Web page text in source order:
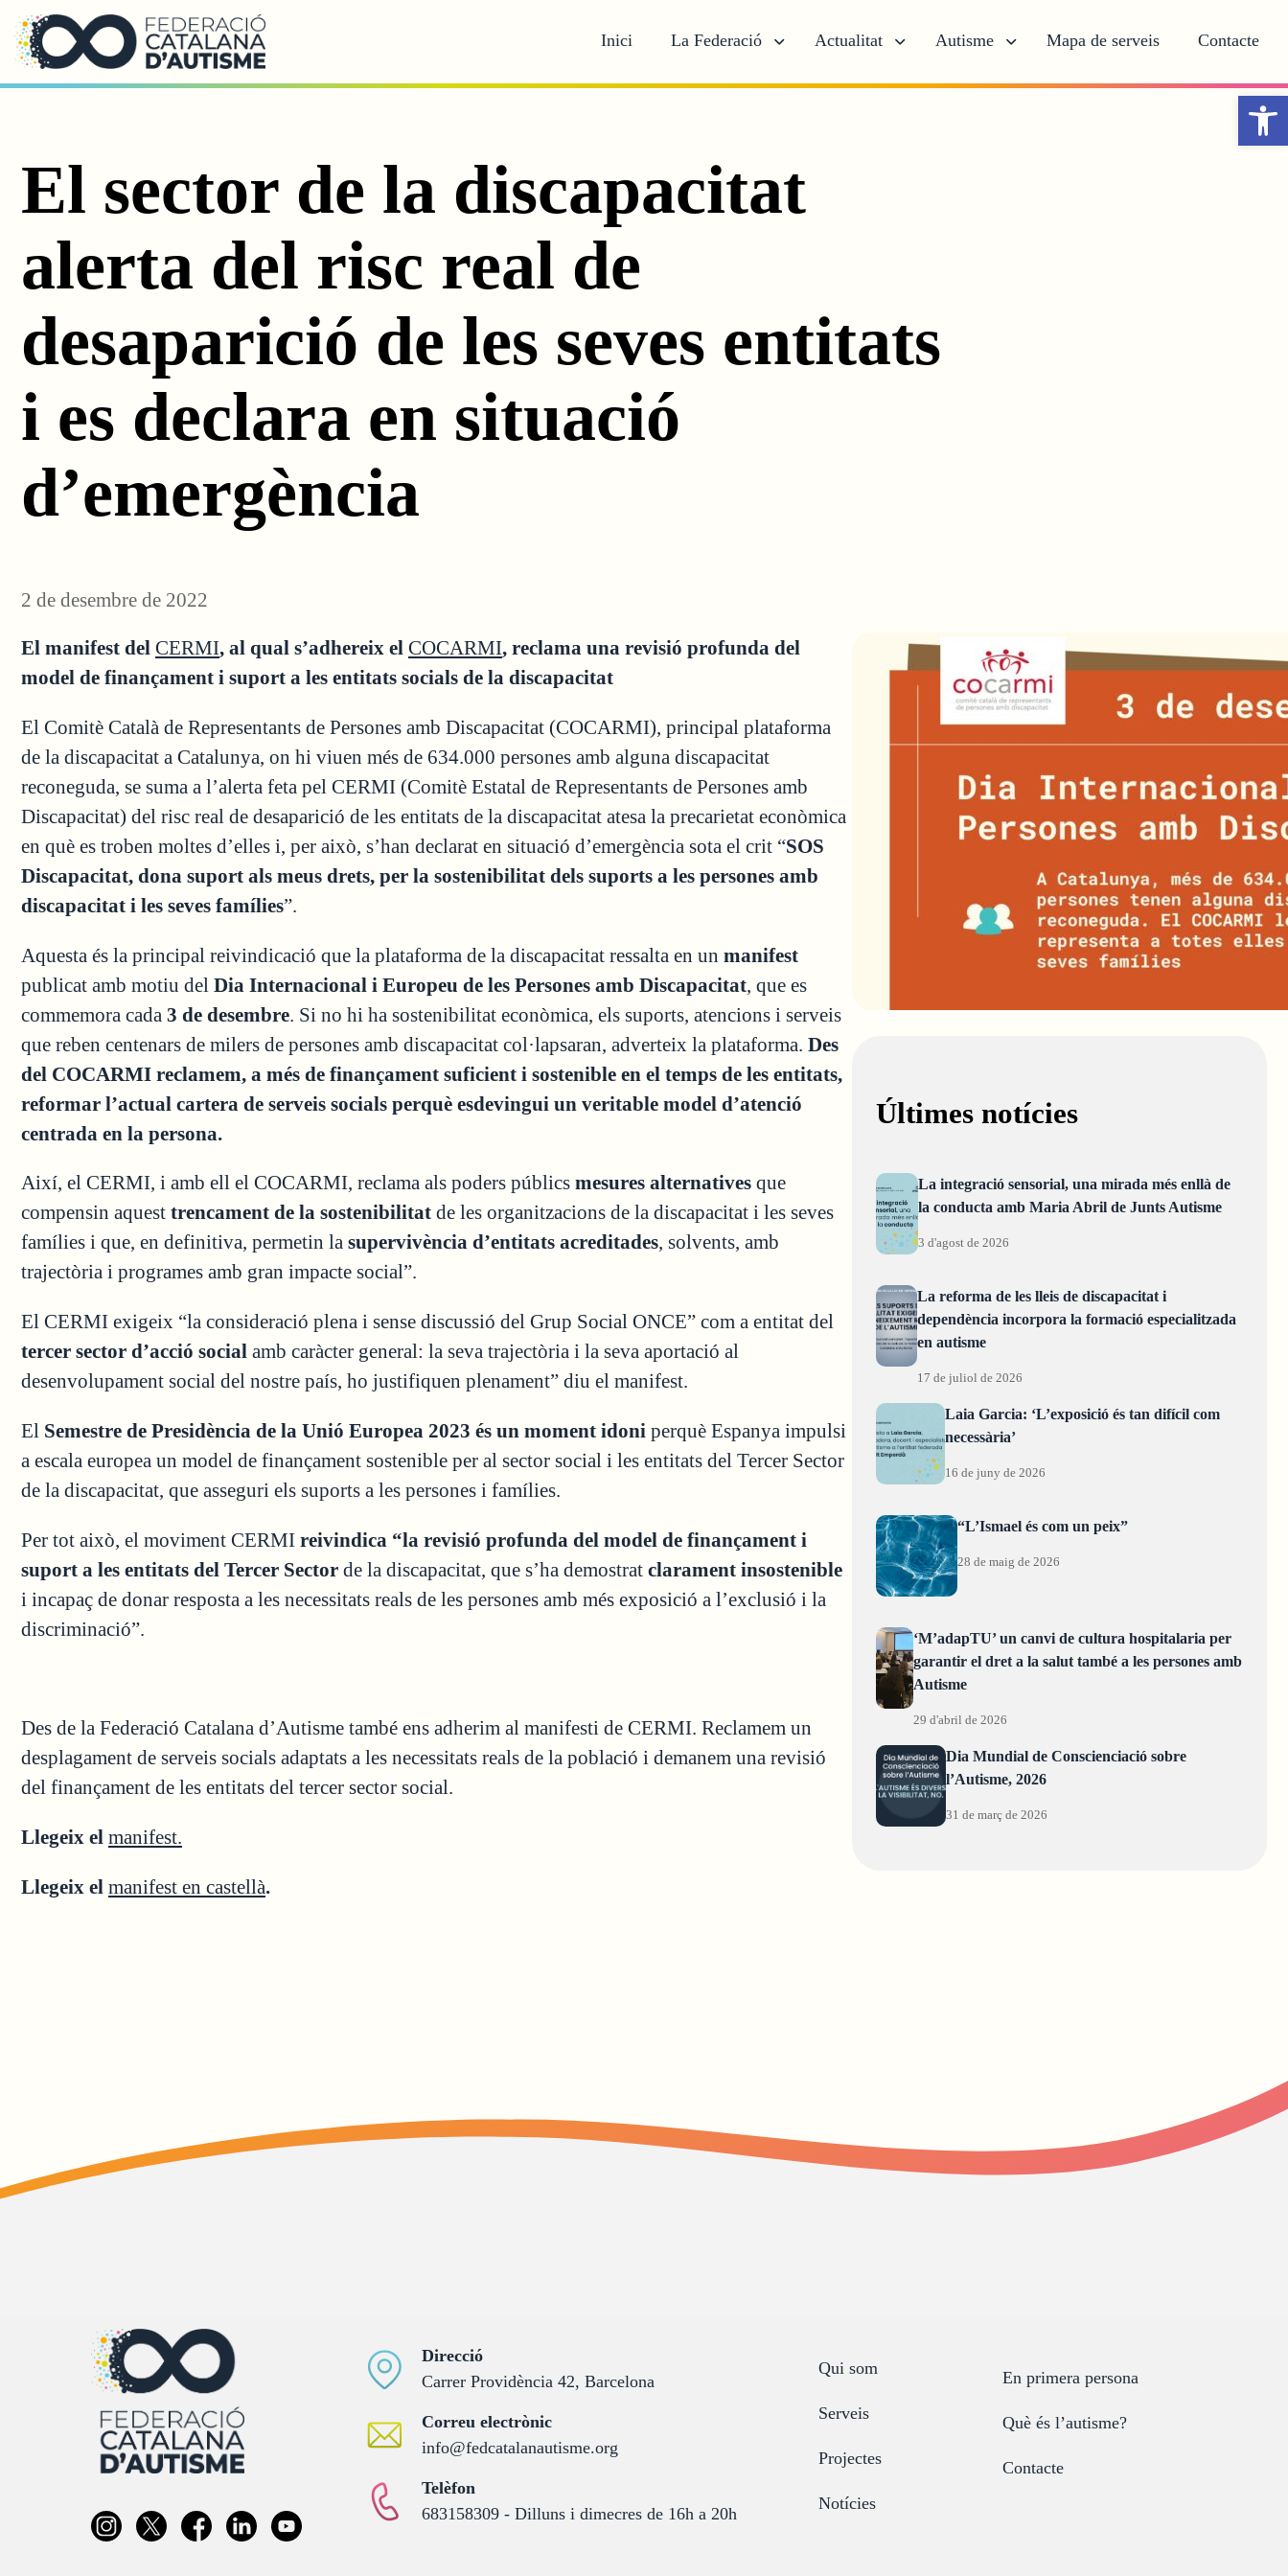
Saltar al contingut principal
Inici La Federació Actualitat Autisme Mapa de serveis Contacte
El sector de la discapacitat
alerta del risc real de
desaparició de les seves entitats
i es declara en situació
d’emergència
2 de desembre de 2022
El manifest del CERMI, al qual s’adhereix el COCARMI, reclama una revisió profunda del
model de finançament i suport a les entitats socials de la discapacitat
El Comitè Català de Representants de Persones amb Discapacitat (COCARMI), principal plataforma
de la discapacitat a Catalunya, on hi viuen més de 634.000 persones amb alguna discapacitat
reconeguda, se suma a l’alerta feta pel CERMI (Comitè Estatal de Representants de Persones amb
Discapacitat) del risc real de desaparició de les entitats de la discapacitat atesa la precarietat econòmica
en què es troben moltes d’elles i, per això, s’han declarat en situació d’emergència sota el crit “SOS
Discapacitat, dona suport als meus drets, per la sostenibilitat dels suports a les persones amb
discapacitat i les seves famílies”.
Aquesta és la principal reivindicació que la plataforma de la discapacitat ressalta en un manifest
publicat amb motiu del Dia Internacional i Europeu de les Persones amb Discapacitat, que es
commemora cada 3 de desembre. Si no hi ha sostenibilitat econòmica, els suports, atencions i serveis
que reben centenars de milers de persones amb discapacitat col·lapsaran, adverteix la plataforma. Des
del COCARMI reclamem, a més de finançament suficient i sostenible en el temps de les entitats,
reformar l’actual cartera de serveis socials perquè esdevingui un veritable model d’atenció
centrada en la persona.
Així, el CERMI, i amb ell el COCARMI, reclama als poders públics mesures alternatives que
compensin aquest trencament de la sostenibilitat de les organitzacions de la discapacitat i les seves
famílies i que, en definitiva, permetin la supervivència d’entitats acreditades, solvents, amb
trajectòria i programes amb gran impacte social”.
El CERMI exigeix “la consideració plena i sense discussió del Grup Social ONCE” com a entitat del
tercer sector d’acció social amb caràcter general: la seva trajectòria i la seva aportació al
desenvolupament social del nostre país, ho justifiquen plenament” diu el manifest.
El Semestre de Presidència de la Unió Europea 2023 és un moment idoni perquè Espanya impulsi
a escala europea un model de finançament sostenible per al sector social i les entitats del Tercer Sector
de la discapacitat, que asseguri els suports a les persones i famílies.
Per tot això, el moviment CERMI reivindica “la revisió profunda del model de finançament i
suport a les entitats del Tercer Sector de la discapacitat, que s’ha demostrat clarament insostenible
i incapaç de donar resposta a les necessitats reals de les persones amb més exposició a l’exclusió i la
discriminació”.
Des de la Federació Catalana d’Autisme també ens adherim al manifesti de CERMI. Reclamem un
desplagament de serveis socials adaptats a les necessitats reals de la població i demanem una revisió
del finançament de les entitats del tercer sector social.
Llegeix el manifest.
Llegeix el manifest en castellà.
Últimes notícies
La integració sensorial, una mirada més enllà de
la conducta amb Maria Abril de Junts Autisme
3 d'agost de 2026
La reforma de les lleis de discapacitat i
dependència incorpora la formació especialitzada
en autisme
17 de juliol de 2026
Laia Garcia: ‘L’exposició és tan difícil com
necessària’
16 de juny de 2026
“L’Ismael és com un peix”
28 de maig de 2026
‘M’adapTU’ un canvi de cultura hospitalaria per
garantir el dret a la salut també a les persones amb
Autisme
29 d'abril de 2026
Dia Mundial de Conscienciació sobre
l’Autisme, 2026
31 de març de 2026
Direcció:
Carrer Providència 42, Barcelona
Correu electrònic:
info@fedcatalanautisme.org
Telèfon:
683158309 - Dilluns i dimecres de 16h a 20h
Qui som
Serveis
Projectes
Notícies
En primera persona
Què és l’autisme?
Contacte